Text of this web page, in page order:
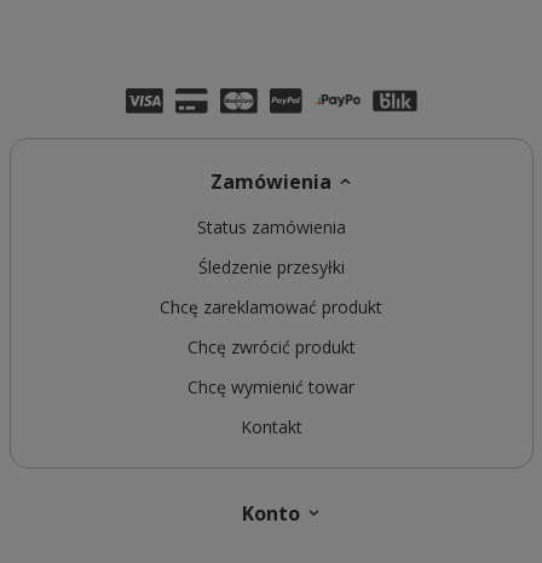
Zamówienia
Status zamówienia
Śledzenie przesyłki
Chcę zareklamować produkt
Chcę zwrócić produkt
Chcę wymienić towar
Kontakt
Konto